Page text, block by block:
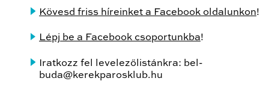
Kövesd friss híreinket a Facebook oldalunkon!
Lépj be a Facebook csoportunkba!
Iratkozz fel levelezőlistánkra: bel-
buda@kerekparosklub.hu